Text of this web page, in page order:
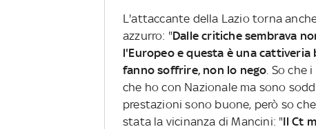
L'attaccante della Lazio torna
azzurro: "Dalle critiche sembrava
l'Europeo e questa è una cattiveria
fanno soffrire, non lo nego. So che
che ho con Nazionale ma sono
prestazioni sono buone, però so
stata la vicinanza di Mancini: "Il Ct